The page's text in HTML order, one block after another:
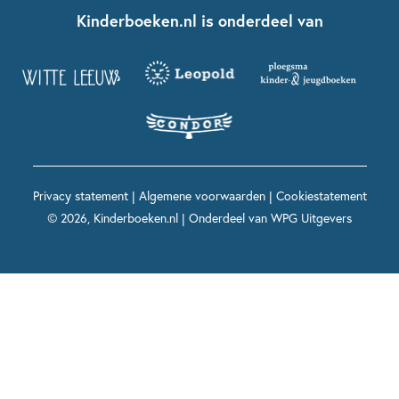
Kinderboeken diversiteit
Grappige kinderboeken
Spannende kinderboeken
Boekentips 12+ jaar
Voor volwassenen
Spekkie en Sproet
Maxi & Helium
Voor het onderwijs
Kinderboeken.nl is onderdeel van
Privacy statement| Algemene voorwaarden| Cookiestatement
© 2026, Kinderboeken.nl | Onderdeel van WPG Uitgevers